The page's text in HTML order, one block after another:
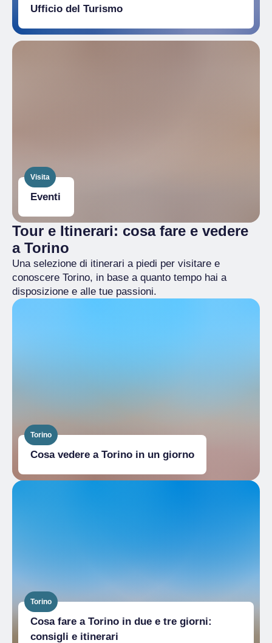
Ufficio del Turismo
Visita
Eventi
Tour e Itinerari: cosa fare e vedere
a Torino
Una selezione di itinerari a piedi per visitare e
conoscere Torino, in base a quanto tempo hai a
disposizione e alle tue passioni.
Torino
Cosa vedere a Torino in un giorno
Torino
Cosa fare a Torino in due e tre giorni:
consigli e itinerari